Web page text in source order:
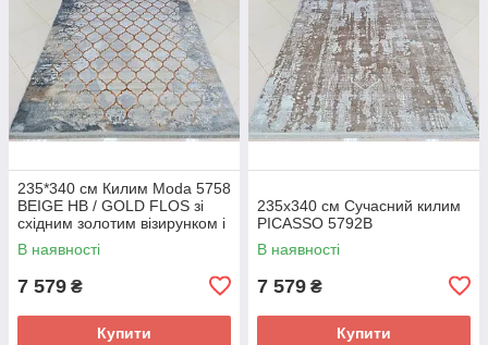
235*340 см Килим Moda 5758
BEIGE HB / GOLD FLOS зі
східним золотим візирунком і
короткою бахромою
В наявності
7 579 ₴
Купити
235х340 см Сучасний килим
PICASSO 5792B
В наявності
7 579 ₴
Купити